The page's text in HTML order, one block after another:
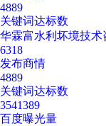
4889
关键词达标数
华霖富水利坏境技术
6318
发布商情
4889
关键词达标数
3541389
百度曝光量